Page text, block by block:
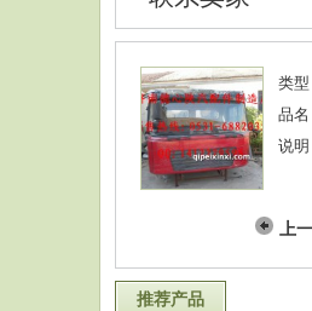
类
品
说
上
推荐产品